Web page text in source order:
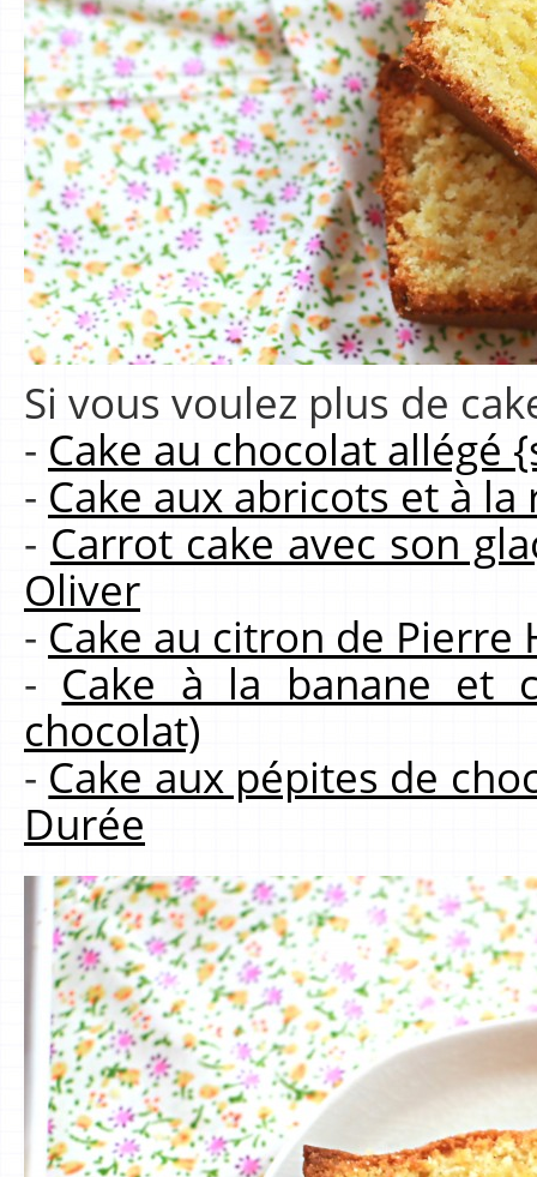
Si vous voulez plus de
- Cake au chocolat allégé
- Cake aux abricots et à
- Carrot cake avec son
Oliver
- Cake au citron de Pierre
- Cake à la banane et
chocolat)
- Cake aux pépites de
Durée